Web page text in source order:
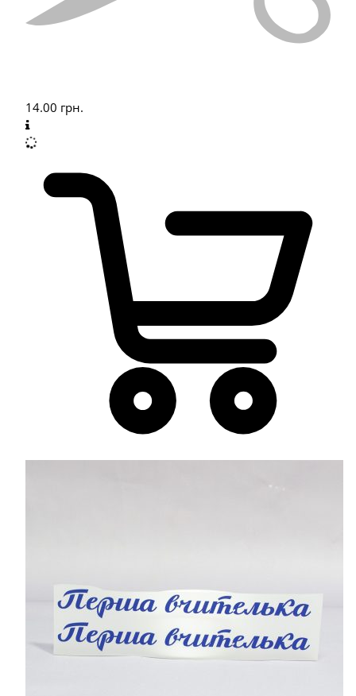
14.00 грн.